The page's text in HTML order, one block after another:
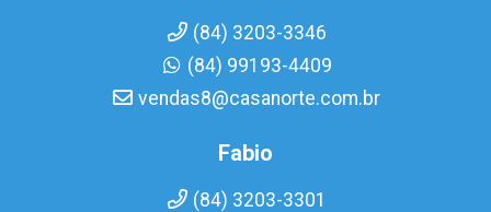
(84) 3203-3346
(84) 99193-4409
vendas8@casanorte.com.br
Fabio
(84) 3203-3301